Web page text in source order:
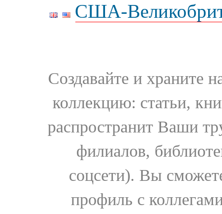
США-
Создавайте и храните
коллекцию: статьи,
распространит Ваши
филиалов,
соцсети). Вы
профиль с